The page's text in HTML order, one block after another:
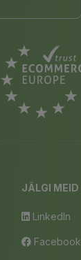
JÄLGI MEID
LinkedIn
Facebook